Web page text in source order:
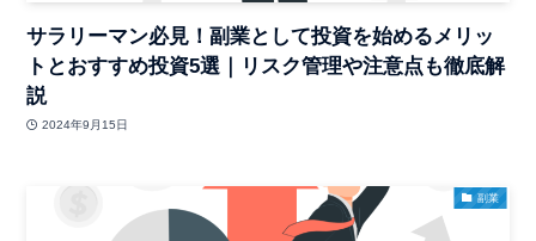
サラリーマン必見！副業として投資を始めるメリッ
トとおすすめ投資5選｜リスク管理や注意点も徹底解
説
2024年9月15日
副業